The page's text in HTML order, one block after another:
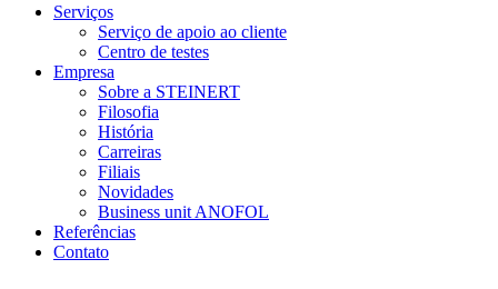
Serviços
Serviço de apoio ao cliente
Centro de testes
Empresa
Sobre a STEINERT
Filosofia
História
Carreiras
Filiais
Novidades
Business unit ANOFOL
Referências
Contato